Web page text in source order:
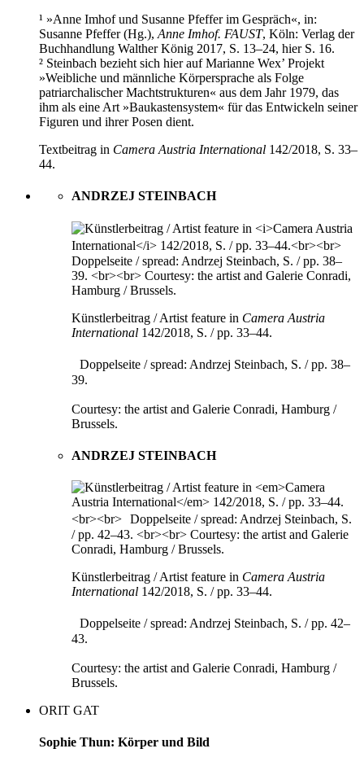
¹ »Anne Imhof und Susanne Pfeffer im Gespräch«, in:
Susanne Pfeffer (Hg.), Anne Imhof. FAUST, Köln: Verlag der
Buchhandlung Walther König 2017, S. 13–24, hier S. 16.
² Steinbach bezieht sich hier auf Marianne Wex’ Projekt
»Weibliche und männliche Körpersprache als Folge
patriarchalischer Machtstrukturen« aus dem Jahr 1979, das
ihm als eine Art »Baukastensystem« für das Entwickeln seiner
Figuren und ihrer Posen dient.
Textbeitrag in Camera Austria International 142/2018, S. 33–
44.
ANDRZEJ STEINBACH
Künstlerbeitrag / Artist feature in Camera Austria
International 142/2018, S. / pp. 33–44.
Doppelseite / spread: Andrzej Steinbach, S. / pp. 38–
39.
Courtesy: the artist and Galerie Conradi, Hamburg /
Brussels.
ANDRZEJ STEINBACH
Künstlerbeitrag / Artist feature in Camera Austria
International 142/2018, S. / pp. 33–44.
Doppelseite / spread: Andrzej Steinbach, S. / pp. 42–
43.
Courtesy: the artist and Galerie Conradi, Hamburg /
Brussels.
ORIT GAT
Sophie Thun: Körper und Bild